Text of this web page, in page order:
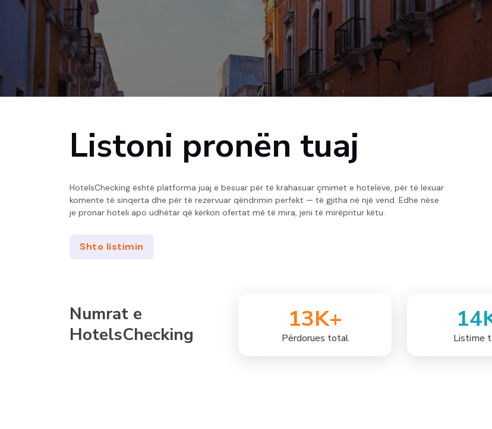
Listoni pronën tuaj
HotelsChecking është platforma juaj e besuar për të krahasuar çmimet e hoteleve, për të lexuar
komente të sinqerta dhe për të rezervuar qëndrimin perfekt — të gjitha në një vend. Edhe nëse
je pronar hoteli apo udhëtar që kërkon ofertat më të mira, jeni të mirëpritur këtu.
Shto listimin
Numrat e
HotelsChecking
13K+
Përdorues total
14
Listime